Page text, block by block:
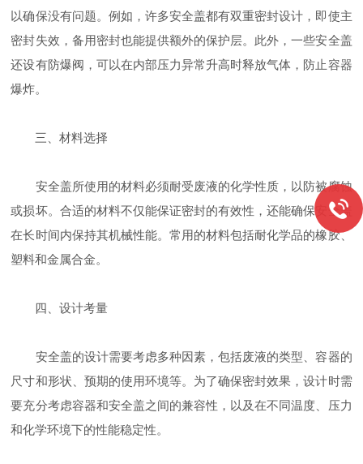
以确保没有问题。例如，许多安全盖都有双重密封设计，即使主
密封失效，备用密封也能提供额外的保护层。此外，一些安全盖
还设有防爆阀，可以在内部压力异常升高时释放气体，防止容器
爆炸。
三、材料选择
安全盖所使用的材料必须耐受废液的化学性质，以防被腐蚀
或损坏。合适的材料不仅能保证密封的有效性，还能确保安全盖
在长时间内保持其机械性能。常用的材料包括耐化学品的橡胶、
塑料和金属合金。
四、设计考量
安全盖的设计需要考虑多种因素，包括废液的类型、容器的
尺寸和形状、预期的使用环境等。为了确保密封效果，设计时需
要充分考虑容器和安全盖之间的兼容性，以及在不同温度、压力
和化学环境下的性能稳定性。